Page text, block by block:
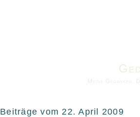
Beiträge vom 22. April 2009